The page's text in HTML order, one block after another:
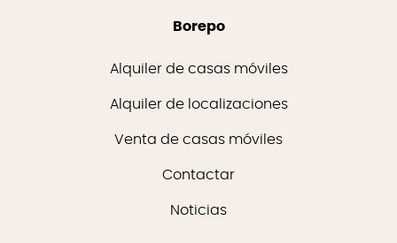
Borepo
Alquiler de casas móviles
Alquiler de localizaciones
Venta de casas móviles
Contactar
Noticias